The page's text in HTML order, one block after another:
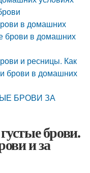
в домашних
брови в домашних
и ресницы. Как
брови в домашних
БРОВИ ЗА
брови.
и за